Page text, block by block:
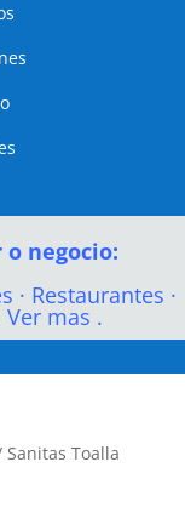
o negocio:
· Restaurantes ·
Ver mas .
Sanitas Toalla